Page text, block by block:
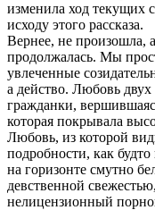
изменила ход текущих
исходу этого рассказа.
Вернее, не произошла,
продолжалась. Мы
увлеченные
а действо. Любовь
гражданки,
которая покрывала
Любовь, из которой
подробности, как
на горизонте смутно
девственной
нелицензионный